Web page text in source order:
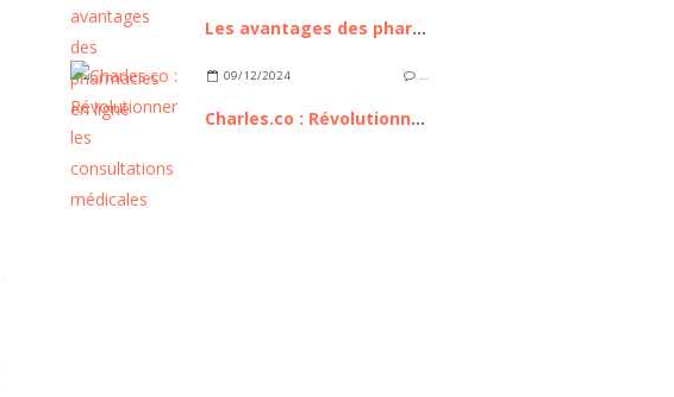
Les avantages des pharmacies en ligne
09/12/2024 …
Charles.co : Révolutionner les consultations médicales